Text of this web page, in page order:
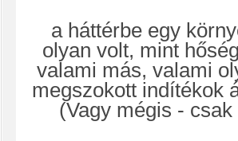
a háttérbe egy
olyan volt, mint
valami más, valami
megszokott indítékok
(Vagy mégis -